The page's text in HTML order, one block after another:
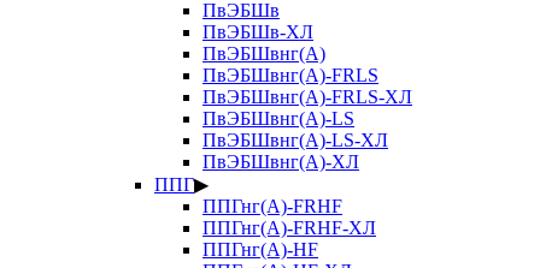
ПвЭБШв
ПвЭБШв-ХЛ
ПвЭБШвнг(А)
ПвЭБШвнг(А)-FRLS
ПвЭБШвнг(А)-FRLS-ХЛ
ПвЭБШвнг(А)-LS
ПвЭБШвнг(А)-LS-ХЛ
ПвЭБШвнг(А)-ХЛ
ППГ▶
ППГнг(А)-FRHF
ППГнг(А)-FRHF-ХЛ
ППГнг(А)-HF